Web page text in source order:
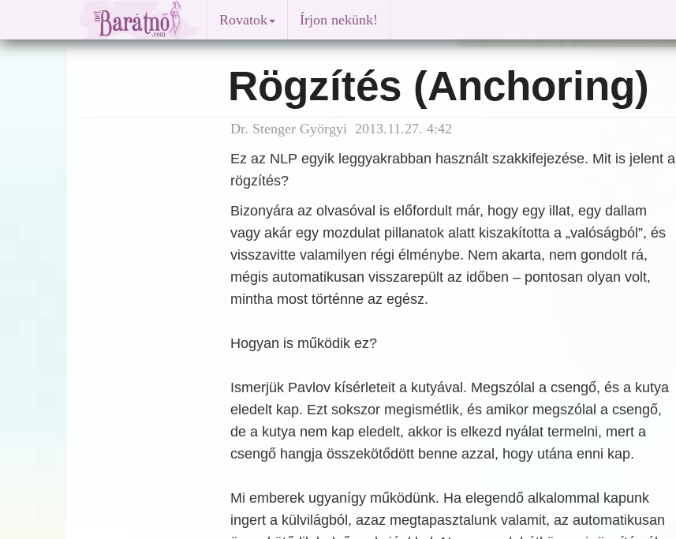
Rovatok Írjon nekünk!
Rögzítés (Anchoring)
Dr. Stenger Györgyi 2013.11.27. 4:42
Ez az NLP egyik leggyakrabban használt szakkifejezése. Mit is jelent a
rögzítés?
Bizonyára az olvasóval is előfordult már, hogy egy illat, egy dallam
vagy akár egy mozdulat pillanatok alatt kiszakította a „valóságból”, és
visszavitte valamilyen régi élménybe. Nem akarta, nem gondolt rá,
mégis automatikusan visszarepült az időben – pontosan olyan volt,
mintha most történne az egész.
Hogyan is működik ez?
Ismerjük Pavlov kísérleteit a kutyával. Megszólal a csengő, és a kutya
eledelt kap. Ezt sokszor megismétlik, és amikor megszólal a csengő,
de a kutya nem kap eledelt, akkor is elkezd nyálat termelni, mert a
csengő hangja összekötődött benne azzal, hogy utána enni kap.
Mi emberek ugyanígy működünk. Ha elegendő alkalommal kapunk
ingert a külvilágból, azaz megtapasztalunk valamit, az automatikusan